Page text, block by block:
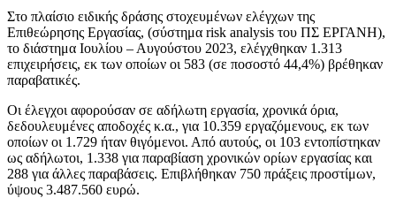
Στο πλαίσιο ειδικής δράσης στοχευμένων ελέγχων της
Επιθεώρησης Εργασίας, (σύστημα risk analysis του ΠΣ ΕΡΓΑΝΗ),
το διάστημα Ιουλίου – Αυγούστου 2023, ελέγχθηκαν 1.313
επιχειρήσεις, εκ των οποίων οι 583 (σε ποσοστό 44,4%) βρέθηκαν
παραβατικές.
Οι έλεγχοι αφορούσαν σε αδήλωτη εργασία, χρονικά όρια,
δεδουλευμένες αποδοχές κ.α., για 10.359 εργαζόμενους, εκ των
οποίων οι 1.729 ήταν θιγόμενοι. Από αυτούς, οι 103 εντοπίστηκαν
ως αδήλωτοι, 1.338 για παραβίαση χρονικών ορίων εργασίας και
288 για άλλες παραβάσεις. Επιβλήθηκαν 750 πράξεις προστίμων,
ύψους 3.487.560 ευρώ.